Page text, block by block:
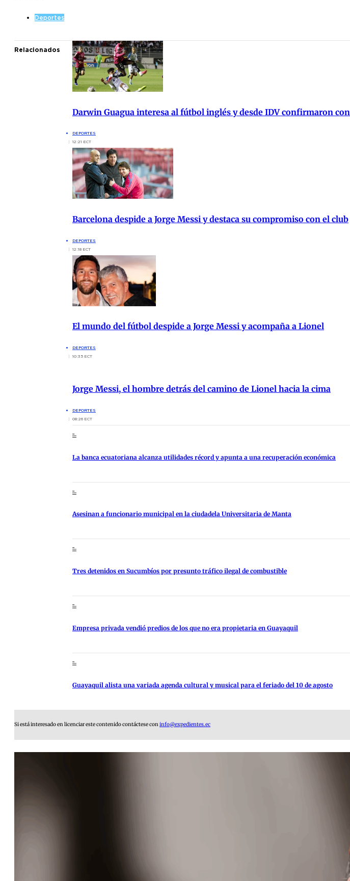
Deportes
Relacionados
Darwin Guagua interesa al fútbol inglés y desde IDV confirmaron
DEPORTES
12:21 ECT
Barcelona despide a Jorge Messi y destaca su compromiso con el club
DEPORTES
12:18 ECT
El mundo del fútbol despide a Jorge Messi y acompaña a Lionel
DEPORTES
10:35 ECT
Jorge Messi, el hombre detrás del camino de Lionel hacia la cima
DEPORTES
08:26 ECT
La banca ecuatoriana alcanza utilidades récord y apunta a una recuperación económica
Asesinan a funcionario municipal en la ciudadela Universitaria de Manta
Tres detenidos en Sucumbíos por presunto tráfico ilegal de combustible
Empresa privada vendió predios de los que no era propietaria en Guayaquil
Guayaquil alista una variada agenda cultural y musical para el feriado del 10 de agosto
Si está interesado en licenciar este contenido contáctese coninfo@expedientes.ec